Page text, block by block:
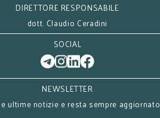
DIRETTORE RESPONSABILE
dott. Claudio Ceradini
SOCIAL
NEWSLETTER
ultime notizie e resta sempre aggiornato